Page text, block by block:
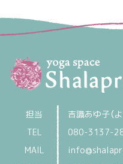
担当
吉識あゆ子（
TEL
080-3137-
MAIL